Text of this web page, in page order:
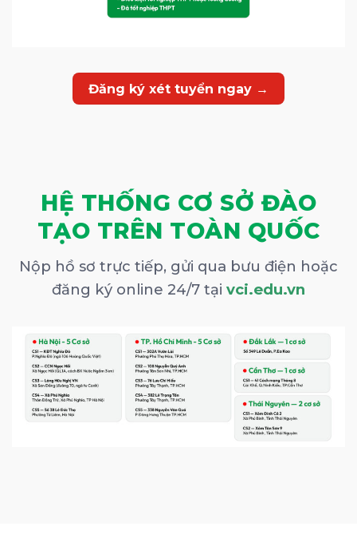
Đăng ký xét tuyển ngay →
HỆ THỐNG CƠ SỞ ĐÀO
TẠO TRÊN TOÀN QUỐC
Nộp hồ sơ trực tiếp, gửi qua bưu điện hoặc
đăng ký online 24/7 tại vci.edu.vn